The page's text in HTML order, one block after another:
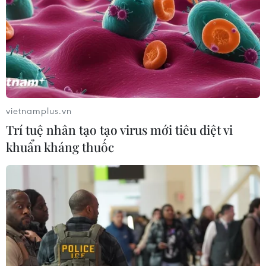
09/08/2026 06:28
Lâm Đồng: Mưa lớn gây sạt lở đèo
Con Ó, cây đổ trên đèo Bảo Lộc
09/08/2026 06:20
Mưa lớn gây ngập cục bộ, chia cắt
một số khu vực miền núi Quảng Trị
Bão Dolphin gây ảnh hưởng diện
rộng tại miền Đông Trung Quốc
09/08/2026 04:23
vietnamplus.vn
Trí tuệ nhân tạo tạo virus mới tiêu diệt vi
khuẩn kháng thuốc